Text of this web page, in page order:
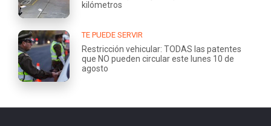
kilómetros
TE PUEDE SERVIR
Restricción vehicular: TODAS las patentes
que NO pueden circular este lunes 10 de
agosto